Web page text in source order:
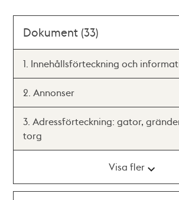
Dokument (33)
1. Innehållsförteckning och
2. Annonser
3. Adressförteckning: gator,
torg
Visa fler